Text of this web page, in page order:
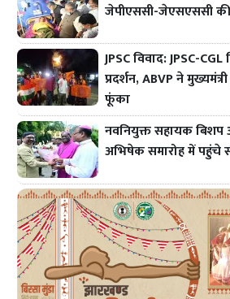
जेपीएससी-जेएसएससी
JPSC विवाद: JPSC-
प्रदर्शन, ABVP ने
फूंका
नवनियुक्त सहायक
अभिषेक समारोह में पहुंचे